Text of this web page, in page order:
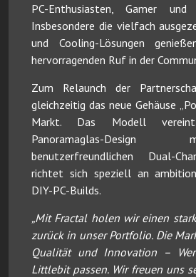
PC-Enthusiasten, Gamer
Insbesondere die vielfach
und Cooling-Lösungen
hervorragenden Ruf in der
Zum Relaunch der
gleichzeitig das neue Gehäuse
Markt. Das Modell
Panoramaglas-
benutzerfreundlichen Dual-
richtet sich speziell an
DIY-PC-Builds.
„Mit Fractal holen wir einen
zurück in unser Portfolio. Die
Qualität und Innovation –
Littlebit passen. Wir freuen uns